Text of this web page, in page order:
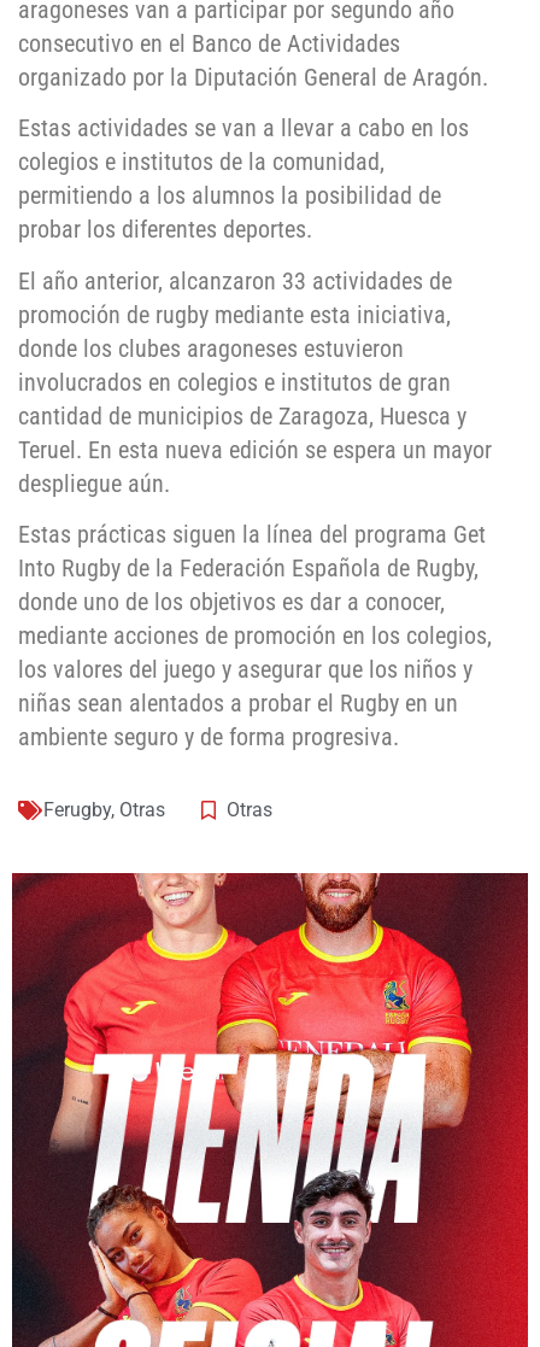
aragoneses van a participar por segundo año
consecutivo en el Banco de Actividades
organizado por la Diputación General de Aragón.
Estas actividades se van a llevar a cabo en los
colegios e institutos de la comunidad,
permitiendo a los alumnos la posibilidad de
probar los diferentes deportes.
El año anterior, alcanzaron 33 actividades de
promoción de rugby mediante esta iniciativa,
donde los clubes aragoneses estuvieron
involucrados en colegios e institutos de gran
cantidad de municipios de Zaragoza, Huesca y
Teruel. En esta nueva edición se espera un mayor
despliegue aún.
Estas prácticas siguen la línea del programa Get
Into Rugby de la Federación Española de Rugby,
donde uno de los objetivos es dar a conocer,
mediante acciones de promoción en los colegios,
los valores del juego y asegurar que los niños y
niñas sean alentados a probar el Rugby en un
ambiente seguro y de forma progresiva.
Ferugby, Otras Otras